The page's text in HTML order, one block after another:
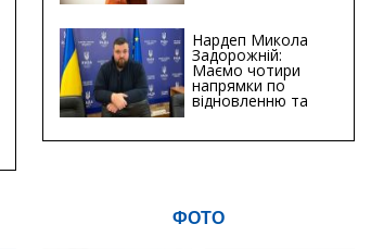
Хіба...
Нардеп Микола
Задорожній:
Маємо чотири
напрямки по
відновленню та
інфраструктури
ФОТО